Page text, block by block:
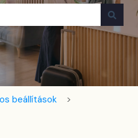
keresőmező.
beállítások